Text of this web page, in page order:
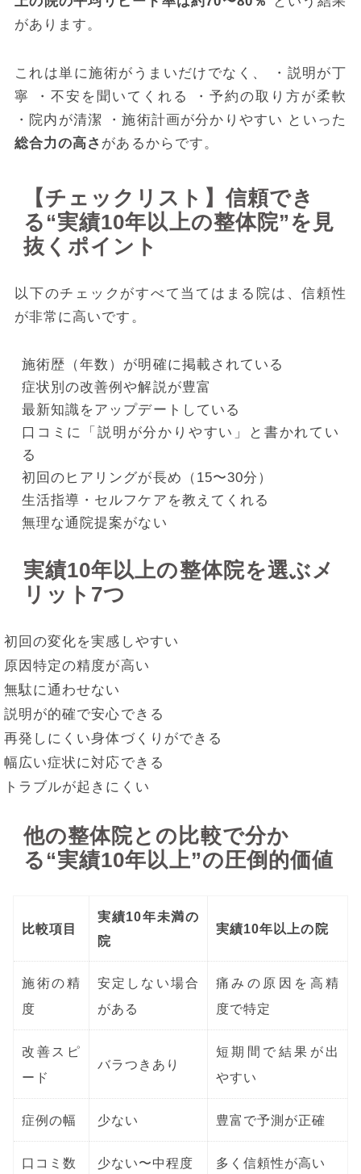
があります。
これは単に施術がうまいだけでなく、 ・説明が丁
寧 ・不安を聞いてくれる ・予約の取り方が柔軟
・院内が清潔 ・施術計画が分かりやすい といった
総合力の高さ があるからです。
【チェックリスト】信頼でき
る“実績10年以上の整体院”を見
抜くポイント
以下のチェックがすべて当てはまる院は、信頼性
が非常に高いです。
施術歴（年数）が明確に掲載されている
症状別の改善例や解説が豊富
最新知識をアップデートしている
口コミに「説明が分かりやすい」と書かれてい
る
初回のヒアリングが長め（15〜30分）
生活指導・セルフケアを教えてくれる
無理な通院提案がない
実績10年以上の整体院を選ぶメ
リット7つ
初回の変化を実感しやすい
原因特定の精度が高い
無駄に通わせない
説明が的確で安心できる
再発しにくい身体づくりができる
幅広い症状に対応できる
トラブルが起きにくい
他の整体院との比較で分か
る“実績10年以上”の圧倒的価値
比較項目
実績10年未満の
院
実績10年以上の院
施術の精
度
安定しない場合
がある
痛みの原因を高精
度で特定
改善スピ
ード
バラつきあり
短期間で結果が出
やすい
症例の幅 少ない 豊富で予測が正確
口コミ数 少ない〜中程度 多く信頼性が高い